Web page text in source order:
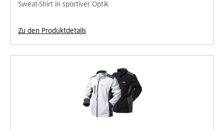
Sweat-Shirt in sportiver Optik
Zu den Produktdetails